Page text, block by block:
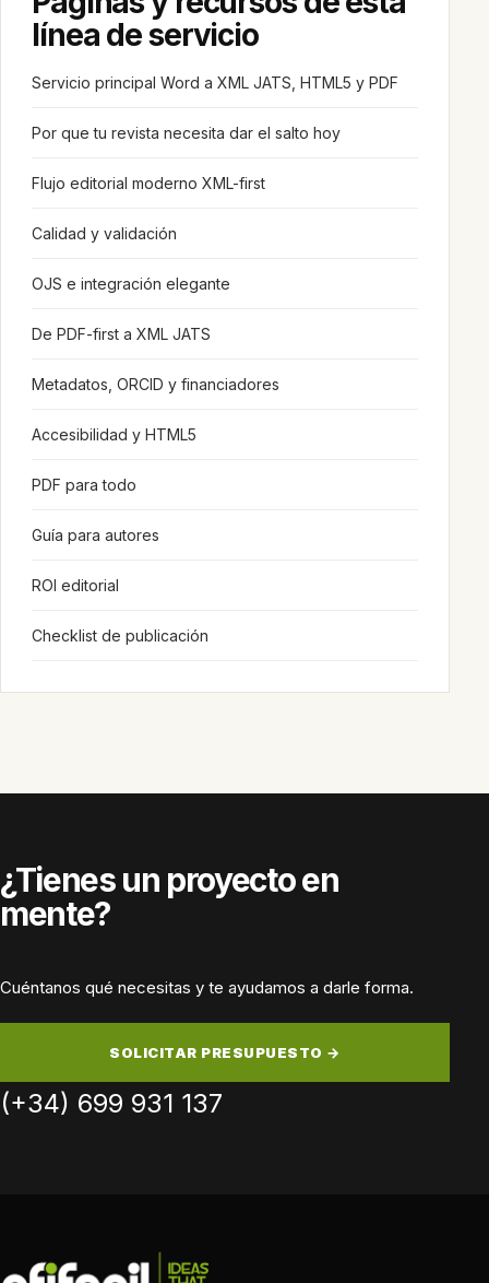
línea de servicio
Servicio principal Word a XML JATS, HTML5 y PDF
Por que tu revista necesita dar el salto hoy
Flujo editorial moderno XML-first
Calidad y validación
OJS e integración elegante
De PDF-first a XML JATS
Metadatos, ORCID y financiadores
Accesibilidad y HTML5
PDF para todo
Guía para autores
ROI editorial
Checklist de publicación
¿Tienes un proyecto en
mente?
Cuéntanos qué necesitas y te ayudamos a darle forma.
SOLICITAR PRESUPUESTO →
(+34) 699 931 137